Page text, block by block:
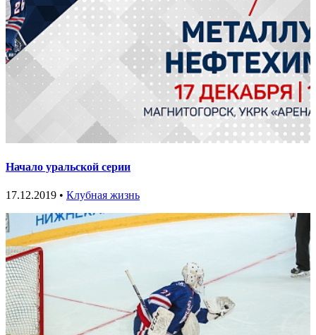
Начало уральской серии
17.12.2019 • Клубная жизнь